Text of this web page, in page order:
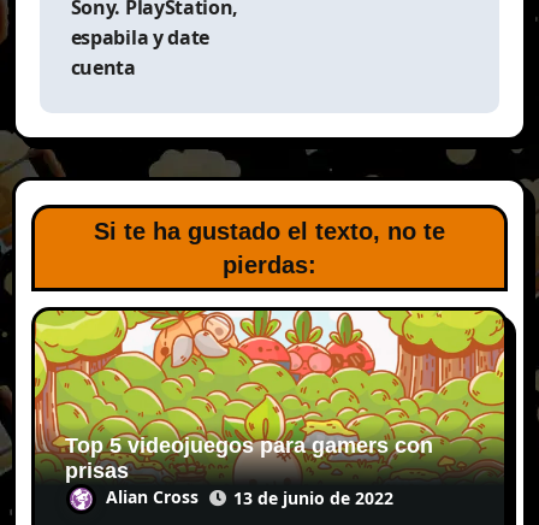
Sony. PlayStation,
espabila y date
cuenta
Si te ha gustado el texto, no te
pierdas:
Top 5 videojuegos para gamers con
prisas
Alian Cross 13 de junio de 2022